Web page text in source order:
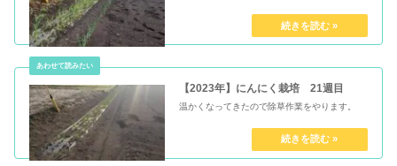
【2023年】にんにく栽培 21週目
温かくなってきたので除草作業をやります。